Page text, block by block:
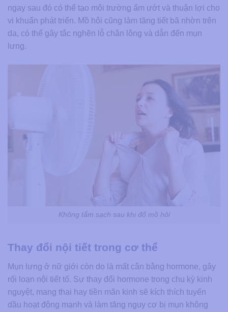
ngay sau đó có thể tạo môi trường ẩm ướt và thuận lợi cho
vi khuẩn phát triển. Mồ hôi cũng làm tăng tiết bã nhờn trên
da, có thể gây tắc nghẽn lỗ chân lông và dẫn đến mụn
lưng.
Không tắm sạch sau khi đổ mồ hôi
Thay đổi nội tiết trong cơ thể
Mụn lưng ở nữ giới còn do là mất cân bằng hormone, gây
rối loạn nội tiết tố. Sự thay đổi hormone trong chu kỳ kinh
nguyệt, mang thai hay tiền mãn kinh sẽ kích thích tuyến
dầu hoạt động mạnh và làm tăng nguy cơ bị mụn không